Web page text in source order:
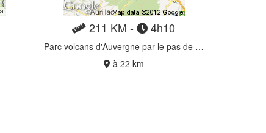
211 KM - 4h10
Parc volcans d'Auvergne par le pas de Peyrol
à 22 km